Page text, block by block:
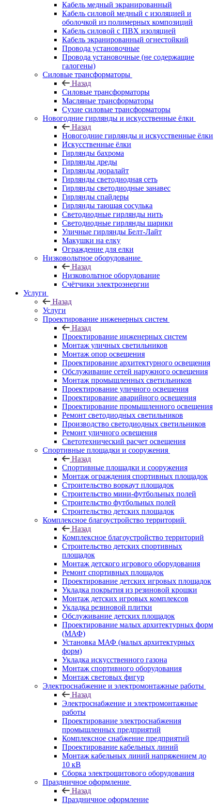
Кабель медный экранированный
Кабель силовой медный с изоляцией и
оболочкой из полимерных композиций
Кабель силовой с ПВХ изоляцией
Кабель экранированный огнестойкий
Провода установочные
Провода установочные (не содержащие
галогены)
Силовые трансформаторы
Назад
Силовые трансформаторы
Масляные трансформаторы
Сухие силовые трансформаторы
Новогодние гирлянды и искусственные ёлки
Назад
Новогодние гирлянды и искусственные ёлки
Искусственные ёлки
Гирлянды бахрома
Гирлянды дреды
Гирлянды дюралайт
Гирлянды светодиодная сеть
Гирлянды светодиодные занавес
Гирлянды спайдеры
Гирлянды тающая сосулька
Светодиодные гирлянды нить
Светодиодные гирлянды шарики
Уличные гирлянды Белт-Лайт
Макушки на елку
Ограждение для елки
Низковольтное оборудование
Назад
Низковольтное оборудование
Счётчики электроэнергии
Услуги
Назад
Услуги
Проектирование инженерных систем
Назад
Проектирование инженерных систем
Монтаж уличных светильников
Монтаж опор освещения
Проектирование архитектурного освещения
Обслуживание сетей наружного освещения
Монтаж промышленных светильников
Проектирование уличного освещения
Проектирование аварийного освещения
Проектирование промышленного освещения
Ремонт светодиодных светильников
Производство светодиодных светильников
Ремонт уличного освещения
Светотехнический расчет освещения
Спортивные площадки и сооружения
Назад
Спортивные площадки и сооружения
Монтаж ограждения спортивных площадок
Строительство воркаут площадок
Строительство мини-футбольных полей
Строительство футбольных полей
Строительство детских площадок
Комплексное благоустройство территорий
Назад
Комплексное благоустройство территорий
Строительство детских спортивных
площадок
Монтаж детского игрового оборудования
Ремонт спортивных площадок
Проектирование детских игровых площадок
Укладка покрытия из резиновой крошки
Монтаж детских игровых комплексов
Укладка резиновой плитки
Обслуживание детских площадок
Проектирование малых архитектурных форм
(МАФ)
Установка МАФ (малых архитектурных
форм)
Укладка искусственного газона
Монтаж спортивного оборудования
Монтаж световых фигур
Электроснабжение и электромонтажные работы
Назад
Электроснабжение и электромонтажные
работы
Проектирование электроснабжения
промышленных предприятий
Комплексное снабжение предприятий
Проектирование кабельных линий
Монтаж кабельных линий напряжением до
10 кВ
Сборка электрощитового оборудования
Праздничное оформление
Назад
Праздничное оформление